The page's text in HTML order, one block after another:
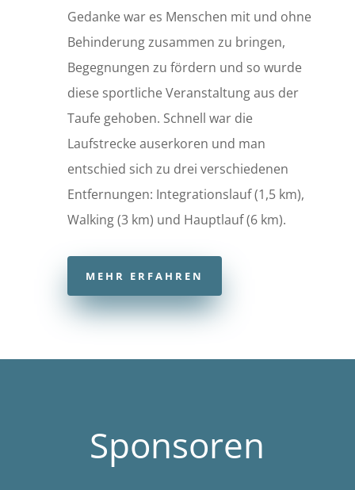
Gedanke war es Menschen mit und ohne
Behinderung zusammen zu bringen,
Begegnungen zu fördern und so wurde
diese sportliche Veranstaltung aus der
Taufe gehoben. Schnell war die
Laufstrecke auserkoren und man
entschied sich zu drei verschiedenen
Entfernungen: Integrationslauf (1,5 km),
Walking (3 km) und Hauptlauf (6 km).
MEHR ERFAHREN
Sponsoren